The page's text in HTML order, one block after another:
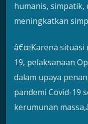
humanis,
meningkatkan
â€œKarena situasi
19, pelaksanaan
dalam upaya
pandemi Covid-19
kerumunan